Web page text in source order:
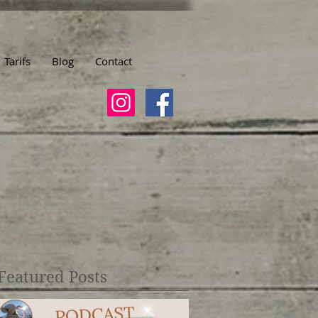
Tarifs Blog Contact
Posts